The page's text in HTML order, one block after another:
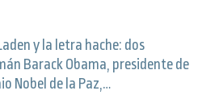
y la letra hache: dos
Barack Obama, presidente de
Nobel de la Paz,…